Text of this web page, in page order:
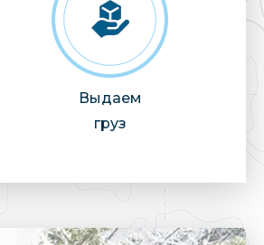
Выдаем
груз